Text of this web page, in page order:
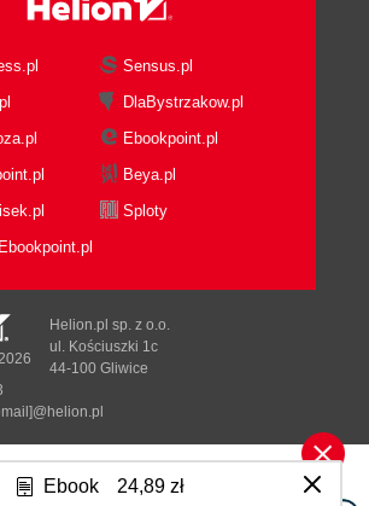
Ebook 24,89 zł
Sensus.pl
DlaBystrzakow.pl
Ebookpoint.pl
Beya.pl
Sploty
Tonik.pl
Helion.pl sp. z o.o.
ul. Kościuszki 1c
44-100 Gliwice